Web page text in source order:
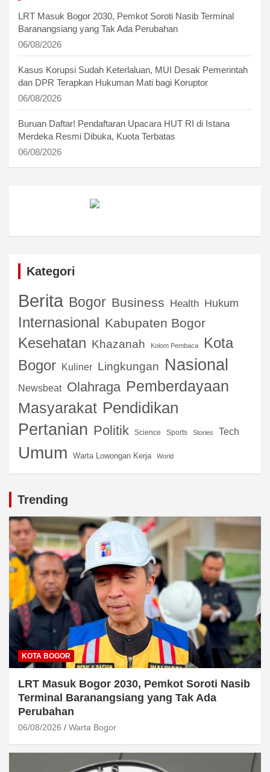
LRT Masuk Bogor 2030, Pemkot Soroti Nasib Terminal
Baranangsiang yang Tak Ada Perubahan
06/08/2026
Kasus Korupsi Sudah Keterlaluan, MUI Desak Pemerintah
dan DPR Terapkan Hukuman Mati bagi Koruptor
06/08/2026
Buruan Daftar! Pendaftaran Upacara HUT RI di Istana
Merdeka Resmi Dibuka, Kuota Terbatas
06/08/2026
Kategori
Berita Bogor Business Health Hukum
Internasional Kabupaten Bogor
Kesehatan Khazanah Kolom Pembaca
Kota
Bogor
Kuliner Lingkungan Nasional
Newsbeat Olahraga Pemberdayaan
Masyarakat Pendidikan
Pertanian Politik Science Sports Stories Tech
Umum Warta Lowongan Kerja World
Trending
KOTA BOGOR
LRT Masuk Bogor 2030, Pemkot Soroti Nasib
Terminal Baranangsiang yang Tak Ada
Perubahan
06/08/2026 Warta Bogor